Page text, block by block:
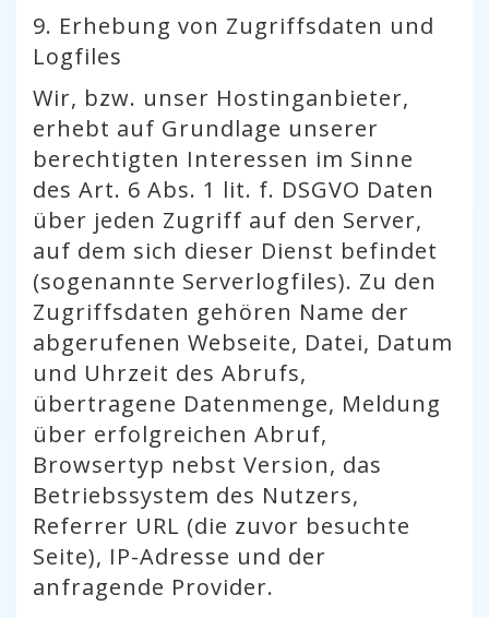
9. Erhebung von Zugriffsdaten und
Logfiles
Wir, bzw. unser Hostinganbieter,
erhebt auf Grundlage unserer
berechtigten Interessen im Sinne
des Art. 6 Abs. 1 lit. f. DSGVO Daten
über jeden Zugriff auf den Server,
auf dem sich dieser Dienst befindet
(sogenannte Serverlogfiles). Zu den
Zugriffsdaten gehören Name der
abgerufenen Webseite, Datei, Datum
und Uhrzeit des Abrufs,
übertragene Datenmenge, Meldung
über erfolgreichen Abruf,
Browsertyp nebst Version, das
Betriebssystem des Nutzers,
Referrer URL (die zuvor besuchte
Seite), IP-Adresse und der
anfragende Provider.